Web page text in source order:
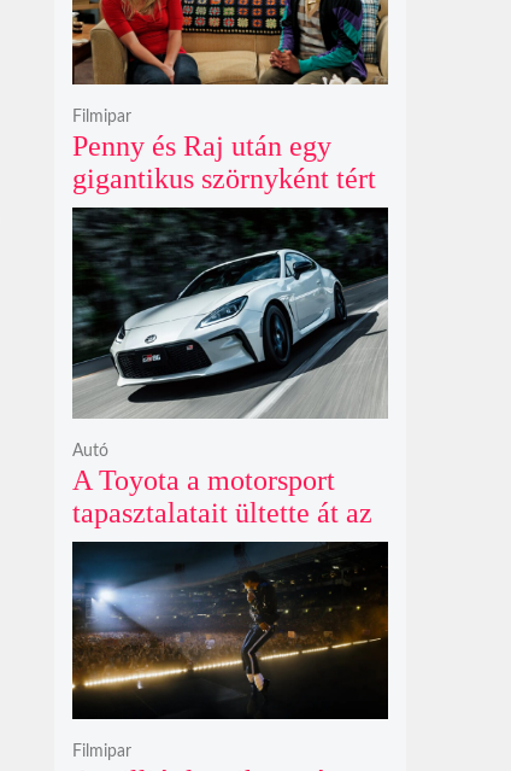
Penny és Raj után egy
gigantikus szörnyként tért
vissza valaki az
Agymenők legújabb spin-
offjában
Filmipar
A Toyota a motorsport
tapasztalatait ültette át az
új GR86 vezethetőségébe
és biztonságába
Autó
Filmipar